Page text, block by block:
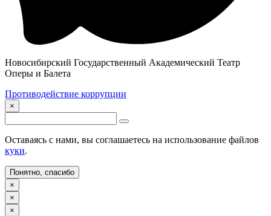
Новосибирский Государственный Академический Театр
Оперы и Балета
Противодействие коррупции
×
Оставаясь с нами, вы соглашаетесь на использование файлов
куки.
Понятно, спасибо
×
×
×